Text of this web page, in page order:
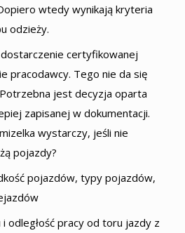
wtedy wynikają kryteria
odzieży.
certyfikowanej
pracodawcy. Tego nie da się
Potrzebna jest decyzja oparta
zapisanej w dokumentacji.
wystarczy, jeśli nie
pojazdy?
pojazdów, typy pojazdów,
odległość pracy od toru jazdy z